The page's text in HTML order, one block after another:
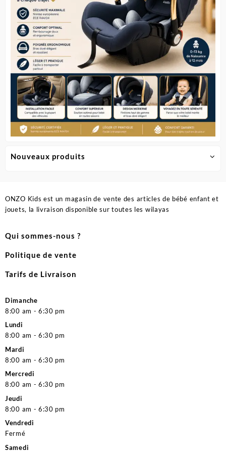
Nouveaux produits
page
du
produit
ONZO Kids est un magasin de vente des articles de bébé enfant et
jouets, la livraison disponible sur toutes les wilayas
Qui sommes-nous ?
Politique de vente
Tarifs de Livraison
Dimanche
8:00 am - 6:30 pm
Lundi
8:00 am - 6:30 pm
Mardi
8:00 am - 6:30 pm
Mercredi
8:00 am - 6:30 pm
Jeudi
8:00 am - 6:30 pm
Vendredi
Fermé
Samedi